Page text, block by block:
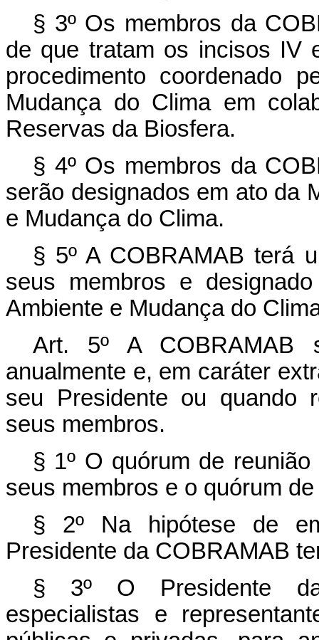
§ 3º Os membros da
de que tratam os incisos
procedimento coordenado
Mudança do Clima em
Reservas da Biosfera.
§ 4º Os membros da
serão designados em ato da
e Mudança do Clima.
§ 5º A COBRAMAB terá
seus membros e
Ambiente e Mudança do
Art. 5º A COBRAMAB
anualmente e, em caráter
seu Presidente ou quando
seus membros.
§ 1º O quórum de
seus membros e o quórum
§ 2º Na hipótese de
Presidente da COBRAMAB
§ 3º O Presidente da
especialistas e